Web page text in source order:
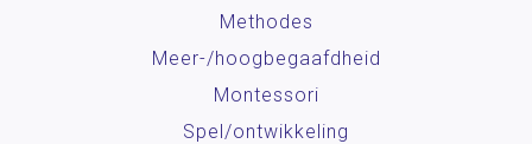
Methodes
Meer-/hoog­begaafdheid
Montessori
Spel/ontwikkeling